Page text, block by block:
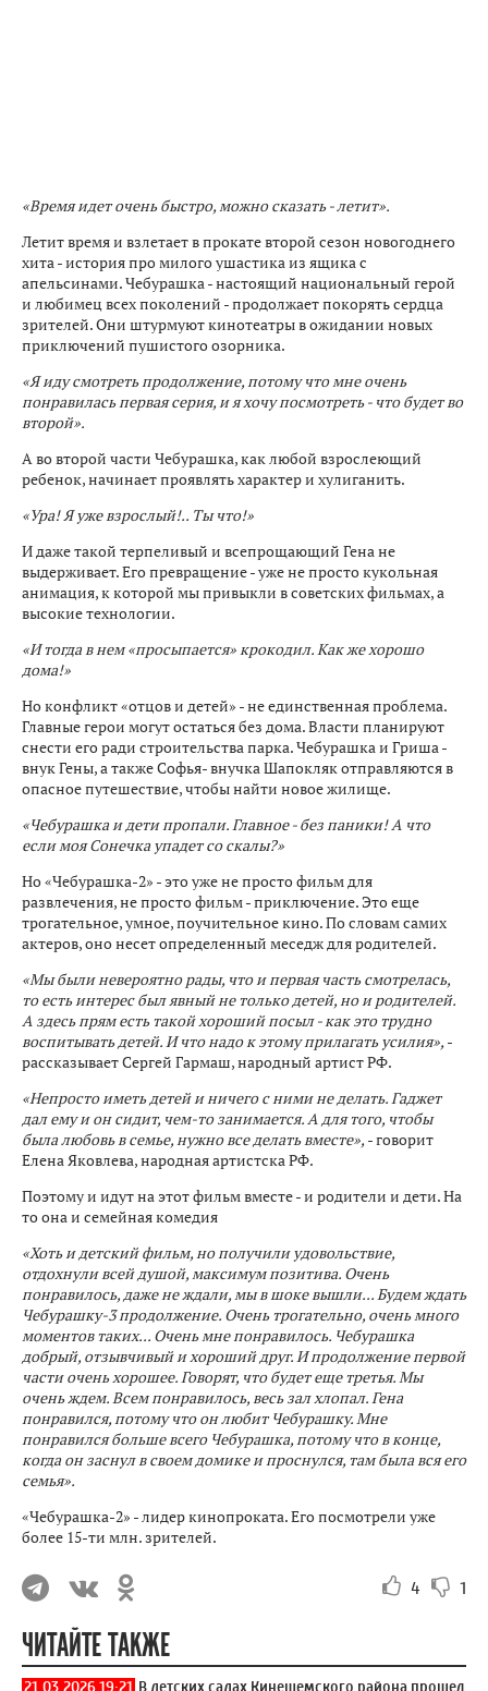
«Время идет очень быстро, можно сказать - летит».
Летит время и взлетает в прокате второй сезон новогоднего
хита - история про милого ушастика из ящика с
апельсинами. Чебурашка - настоящий национальный герой
и любимец всех поколений - продолжает покорять сердца
зрителей. Они штурмуют кинотеатры в ожидании новых
приключений пушистого озорника.
«Я иду смотреть продолжение, потому что мне очень
понравилась первая серия, и я хочу посмотреть - что будет во
второй».
А во второй части Чебурашка, как любой взрослеющий
ребенок, начинает проявлять характер и хулиганить.
«Ура! Я уже взрослый!.. Ты что!»
И даже такой терпеливый и всепрощающий Гена не
выдерживает. Его превращение - уже не просто кукольная
анимация, к которой мы привыкли в советских фильмах, а
высокие технологии.
«И тогда в нем «просыпается» крокодил. Как же хорошо
дома!»
Но конфликт «отцов и детей» - не единственная проблема.
Главные герои могут остаться без дома. Власти планируют
снести его ради строительства парка. Чебурашка и Гриша -
внук Гены, а также Софья- внучка Шапокляк отправляются в
опасное путешествие, чтобы найти новое жилище.
«Чебурашка и дети пропали. Главное - без паники! А что
если моя Сонечка упадет со скалы?»
Но «Чебурашка-2» - это уже не просто фильм для
развлечения, не просто фильм - приключение. Это еще
трогательное, умное, поучительное кино. По словам самих
актеров, оно несет определенный меседж для родителей.
«Мы были невероятно рады, что и первая часть смотрелась,
то есть интерес был явный не только детей, но и родителей.
А здесь прям есть такой хороший посыл - как это трудно
воспитывать детей. И что надо к этому прилагать усилия», -
рассказывает Сергей Гармаш, народный артист РФ.
«Непросто иметь детей и ничего с ними не делать. Гаджет
дал ему и он сидит, чем-то занимается. А для того, чтобы
была любовь в семье, нужно все делать вместе», - говорит
Елена Яковлева, народная артистска РФ.
Поэтому и идут на этот фильм вместе - и родители и дети. На
то она и семейная комедия
«Хоть и детский фильм, но получили удовольствие,
отдохнули всей душой, максимум позитива. Очень
понравилось, даже не ждали, мы в шоке вышли... Будем ждать
Чебурашку-3 продолжение. Очень трогательно, очень много
моментов таких... Очень мне понравилось. Чебурашка
добрый, отзывчивый и хороший друг. И продолжение первой
части очень хорошее. Говорят, что будет еще третья. Мы
очень ждем. Всем понравилось, весь зал хлопал. Гена
понравился, потому что он любит Чебурашку. Мне
понравился больше всего Чебурашка, потому что в конце,
когда он заснул в своем домике и проснулся, там была вся его
семья».
«Чебурашка-2» - лидер кинопроката. Его посмотрели уже
более 15-ти млн. зрителей.
4 1
ЧИТАЙТЕ ТАКЖЕ
21.03.2026 19:21 В детских садах Кинешемского района прошел